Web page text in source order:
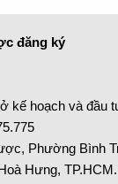
đăng ký
kế hoạch và đầu
Phường Bình
Hưng,